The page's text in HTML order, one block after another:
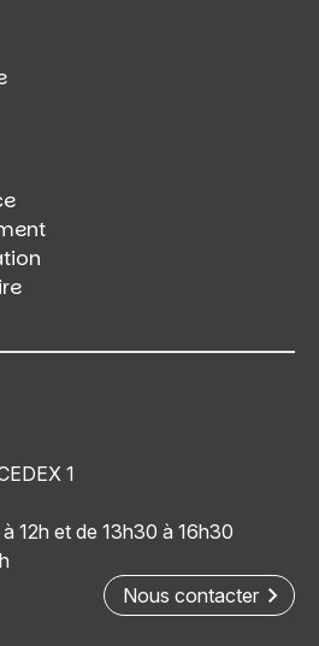
1
12h et de 13h30 à 16h30
Nous contacter